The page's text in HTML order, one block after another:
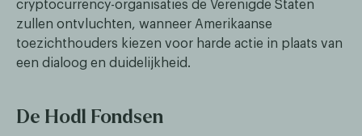
cryptocurrency-organisaties de Verenigde Staten
zullen ontvluchten, wanneer Amerikaanse
toezichthouders kiezen voor harde actie in plaats van
een dialoog en duidelijkheid.
De Hodl Fondsen